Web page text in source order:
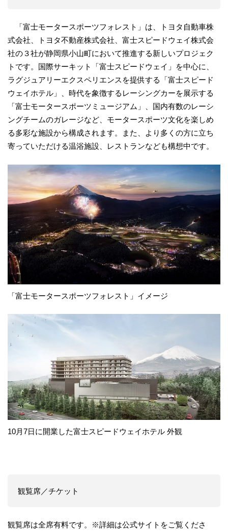
「富士モータースポーツフォレスト」は、トヨタ自動車株
式会社、トヨタ不動産株式会社、富士スピードウェイ株式会
社の３社が静岡県小山町において推進する新しいプロジェク
トです。国際サーキット「富士スピードウェイ」を中心に、
ラグジュアリーエクスペリエンスを提供する「富士スピード
ウェイホテル」、時代を象徴するレーシングカーを展示する
「富士モータースポーツミュージアム」、国内有数のレーシ
ングチームのガレージなど、モータースポーツ文化を楽しめ
る多彩な施設から構成されます。また、より多くの方に立ち
寄っていただける温浴施設、レストランなども構想中です。
「富士モータースポーツフォレスト」イメージ
10月7日に開業した富士スピードウェイホテル 外観
観覧席／チケット
観覧席は全席有料です。※詳細は公式サイトをご覧くださ